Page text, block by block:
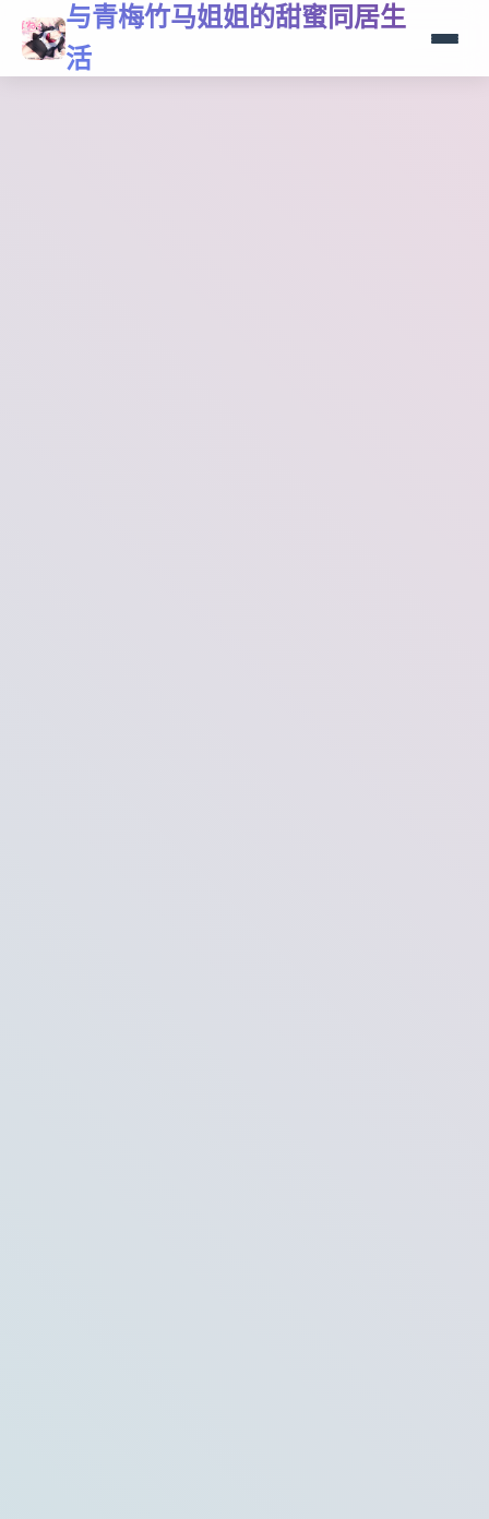
与青梅竹马姐姐的甜蜜同居生
活